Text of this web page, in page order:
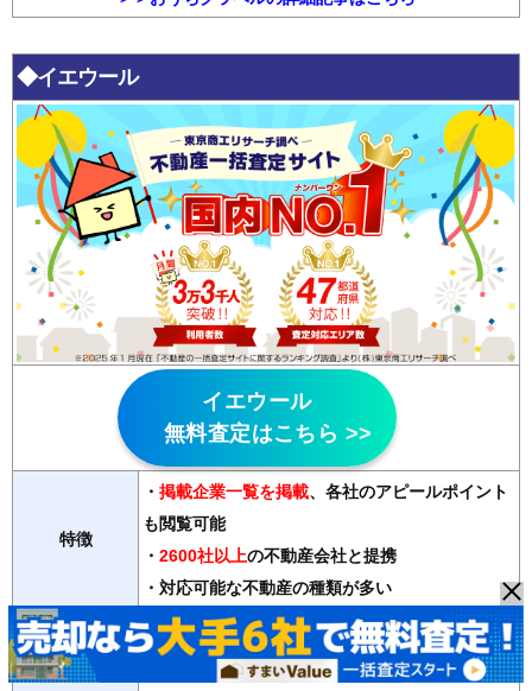
◆イエウール
イエウール
無料査定はこちら >>
特徴
・ 掲載企業一覧を掲載、各社のアピールポイント
も閲覧可能
・ 2600社以上の不動産会社と提携
・対応可能な不動産の種類が多い
対応物件
マンション、戸建て、土地、投資用物件、ビル、店舗、工
場、倉庫、農地